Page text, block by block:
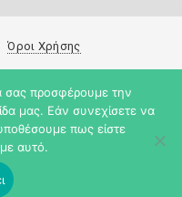
Όροι Χρήσης
A.E.
σας προσφέρουμε την
μας. Εάν συνεχίσετε να
πως είστε
αυτό.